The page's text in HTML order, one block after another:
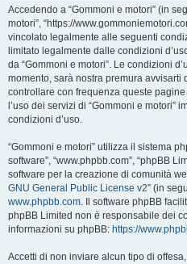
Accedendo a “Gommoni e motori” (in
motori”, “https://
vincolato legalmente alle seguenti
limitato legalmente dalle condizioni
da “Gommoni e motori”. Le condizioni
momento, sarà nostra premura
controllare con frequenza queste
l’uso dei servizi di “Gommoni e motori”
condizioni d’uso.
“Gommoni e motori” utilizza il sistema
software”, “www.phpbb.com”, “phpBB
software per la creazione di comunità
GNU General Public License v2” (in
www.phpbb.com. Il software phpBB
phpBB Limited non è responsabile dei
informazioni su phpBB: https://
Accetti di non inviare alcun tipo di